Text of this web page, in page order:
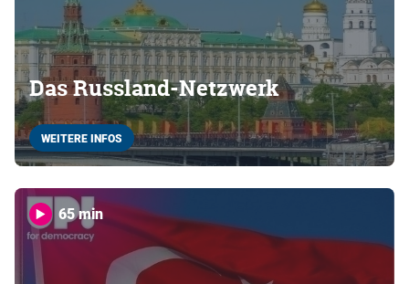
Das Russland-Netzwerk
WEITERE INFOS
65 min